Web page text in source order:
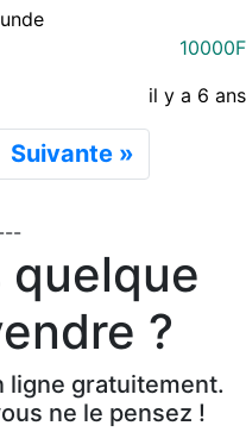
10000F
il y a 6 ans
Suivante »
?
ligne gratuitement.
ne le pensez !